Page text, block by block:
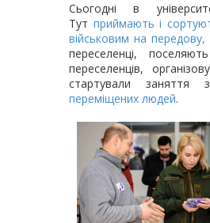
Сьогодні в
Тут приймають і
військовим на передову,
переселенці,
переселенців,
стартували
переміщених людей.